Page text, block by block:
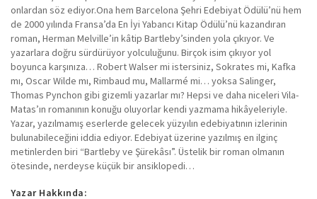
onlardan söz ediyor.Ona hem Barcelona Şehri Edebiyat Ödülü’nü hem
de 2000 yılında Fransa’da En İyi Yabancı Kitap Ödülü’nü kazandıran
roman, Herman Melville’in kâtip Bartleby’sinden yola çıkıyor. Ve
yazarlara doğru sürdürüyor yolculuğunu. Birçok isim çıkıyor yol
boyunca karşınıza… Robert Walser mi istersiniz, Sokrates mi, Kafka
mı, Oscar Wilde mı, Rimbaud mu, Mallarmé mi… yoksa Salinger,
Thomas Pynchon gibi gizemli yazarlar mı? Hepsi ve daha niceleri Vila-
Matas’ın romanının konuğu oluyorlar kendi yazmama hikâyeleriyle.
Yazar, yazılmamış eserlerde gelecek yüzyılın edebiyatının izlerinin
bulunabileceğini iddia ediyor. Edebiyat üzerine yazılmış en ilginç
metinlerden biri “Bartleby ve Şürekâsı”. Üstelik bir roman olmanın
ötesinde, nerdeyse küçük bir ansiklopedi…
Yazar Hakkında: